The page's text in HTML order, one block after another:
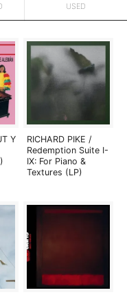
USED
Y
RICHARD PIKE /
Redemption Suite I-
IX: For Piano &
Textures (LP)